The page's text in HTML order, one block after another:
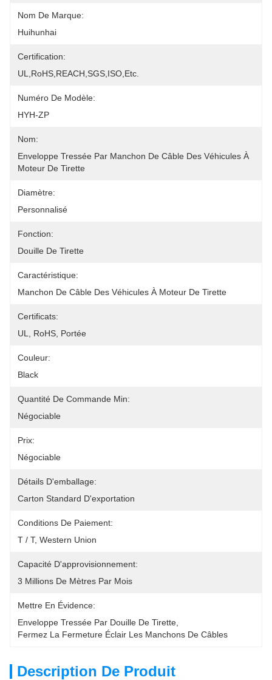
Nom De Marque:
Huihunhai
Certification:
UL,RoHS,REACH,SGS,ISO,etc.
Numéro De Modèle:
HYH-ZP
Nom:
Enveloppe Tressée Par Manchon De Câble Des Véhicules À
Moteur De Tirette
Diamètre:
Personnalisé
Fonction:
Douille De Tirette
Caractéristique:
Manchon De Câble Des Véhicules À Moteur De Tirette
Certificats:
UL, RoHS, Portée
Couleur:
Black
Quantité De Commande Min:
Négociable
Prix:
Négociable
Détails D'emballage:
Carton Standard D'exportation
Conditions De Paiement:
T / T, Western Union
Capacité D'approvisionnement:
3 Millions De Mètres Par Mois
Mettre En Évidence:
Enveloppe Tressée Par Douille De Tirette
Fermez La Fermeture Éclair Les Manchons De Câbles
Description De Produit